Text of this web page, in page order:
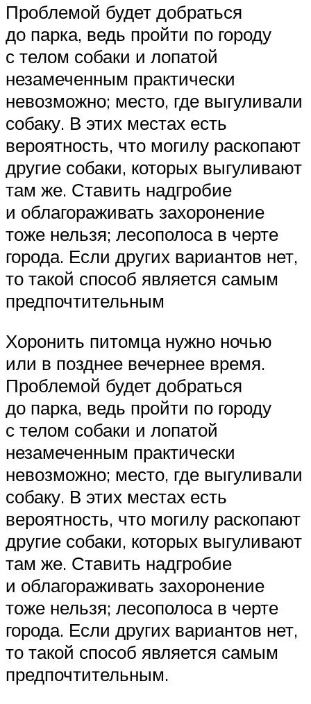
Проблемой будет добраться
до парка, ведь пройти по городу
с телом собаки и лопатой
незамеченным практически
невозможно; место, где выгуливали
собаку. В этих местах есть
вероятность, что могилу раскопают
другие собаки, которых выгуливают
там же. Ставить надгробие
и облагораживать захоронение
тоже нельзя; лесополоса в черте
города. Если других вариантов нет,
то такой способ является самым
предпочтительным
Хоронить питомца нужно ночью
или в позднее вечернее время.
Проблемой будет добраться
до парка, ведь пройти по городу
с телом собаки и лопатой
незамеченным практически
невозможно; место, где выгуливали
собаку. В этих местах есть
вероятность, что могилу раскопают
другие собаки, которых выгуливают
там же. Ставить надгробие
и облагораживать захоронение
тоже нельзя; лесополоса в черте
города. Если других вариантов нет,
то такой способ является самым
предпочтительным.